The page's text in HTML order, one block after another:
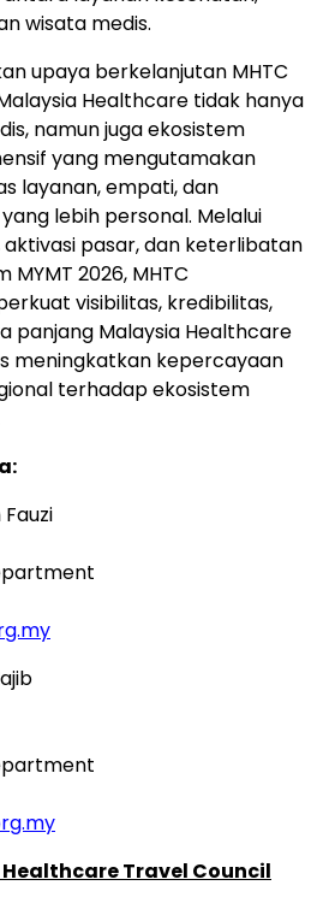
wisata medis.
upaya berkelanjutan MHTC
Healthcare tidak hanya
namun juga ekosistem
yang mengutamakan
layanan, empati, dan
lebih personal. Melalui
pasar, dan keterlibatan
2026, MHTC
visibilitas, kredibilitas,
panjang Malaysia Healthcare
meningkatkan kepercayaan
terhadap ekosistem
Travel Council